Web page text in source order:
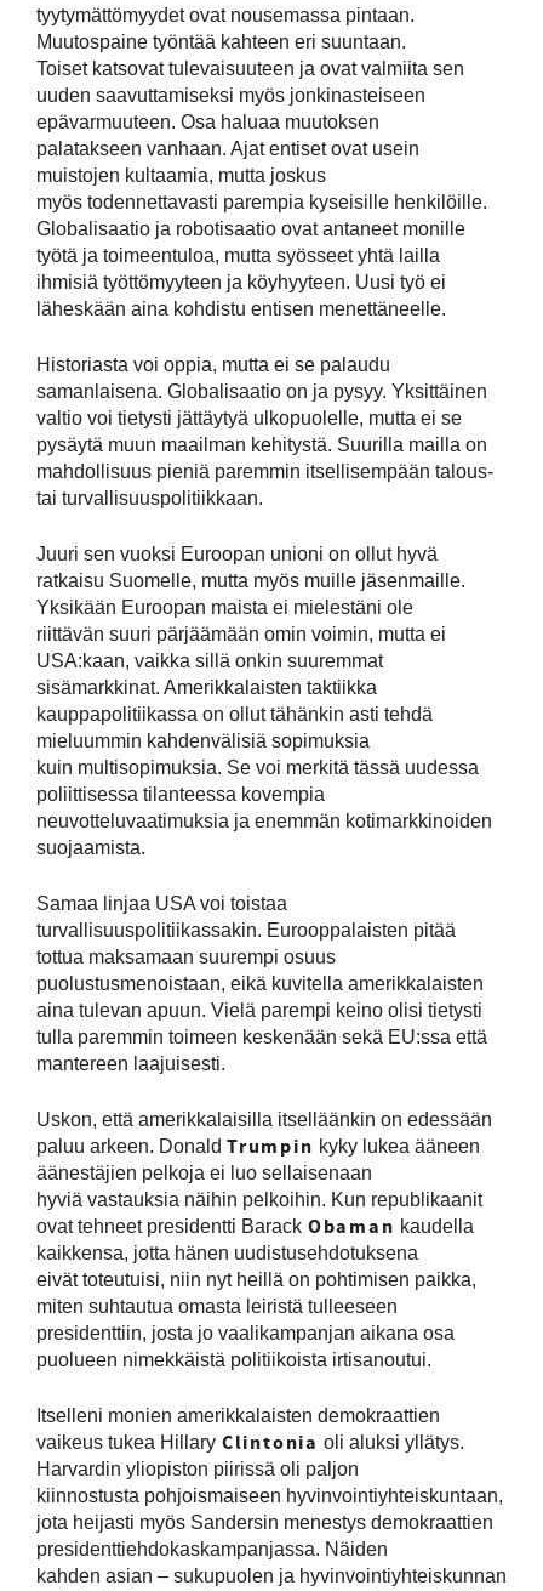
tyytymättömyydet ovat nousemassa pintaan.
Muutospaine työntää kahteen eri suuntaan.
Toiset katsovat tulevaisuuteen ja ovat valmiita sen
uuden saavuttamiseksi myös jonkinasteiseen
epävarmuuteen. Osa haluaa muutoksen
palatakseen vanhaan. Ajat entiset ovat usein
muistojen kultaamia, mutta joskus
myös todennettavasti parempia kyseisille henkilöille.
Globalisaatio ja robotisaatio ovat antaneet monille
työtä ja toimeentuloa, mutta syösseet yhtä lailla
ihmisiä työttömyyteen ja köyhyyteen. Uusi työ ei
läheskään aina kohdistu entisen menettäneelle.
Historiasta voi oppia, mutta ei se palaudu
samanlaisena. Globalisaatio on ja pysyy. Yksittäinen
valtio voi tietysti jättäytyä ulkopuolelle, mutta ei se
pysäytä muun maailman kehitystä. Suurilla mailla on
mahdollisuus pieniä paremmin itsellisempään talous-
tai turvallisuuspolitiikkaan.
Juuri sen vuoksi Euroopan unioni on ollut hyvä
ratkaisu Suomelle, mutta myös muille jäsenmaille.
Yksikään Euroopan maista ei mielestäni ole
riittävän suuri pärjäämään omin voimin, mutta ei
USA:kaan, vaikka sillä onkin suuremmat
sisämarkkinat. Amerikkalaisten taktiikka
kauppapolitiikassa on ollut tähänkin asti tehdä
mieluummin kahdenvälisiä sopimuksia
kuin multisopimuksia. Se voi merkitä tässä uudessa
poliittisessa tilanteessa kovempia
neuvotteluvaatimuksia ja enemmän kotimarkkinoiden
suojaamista.
Samaa linjaa USA voi toistaa
turvallisuuspolitiikassakin. Eurooppalaisten pitää
tottua maksamaan suurempi osuus
puolustusmenoistaan, eikä kuvitella amerikkalaisten
aina tulevan apuun. Vielä parempi keino olisi tietysti
tulla paremmin toimeen keskenään sekä EU:ssa että
mantereen laajuisesti.
Uskon, että amerikkalaisilla itselläänkin on edessään
paluu arkeen. Donald Trumpin kyky lukea ääneen
äänestäjien pelkoja ei luo sellaisenaan
hyviä vastauksia näihin pelkoihin. Kun republikaanit
ovat tehneet presidentti Barack Obaman kaudella
kaikkensa, jotta hänen uudistusehdotuksena
eivät toteutuisi, niin nyt heillä on pohtimisen paikka,
miten suhtautua omasta leiristä tulleeseen
presidenttiin, josta jo vaalikampanjan aikana osa
puolueen nimekkäistä politiikoista irtisanoutui.
Itselleni monien amerikkalaisten demokraattien
vaikeus tukea Hillary Clintonia oli aluksi yllätys.
Harvardin yliopiston piirissä oli paljon
kiinnostusta pohjoismaiseen hyvinvointiyhteiskuntaan,
jota heijasti myös Sandersin menestys demokraattien
presidenttiehdokaskampanjassa. Näiden
kahden asian – sukupuolen ja hyvinvointiyhteiskunnan